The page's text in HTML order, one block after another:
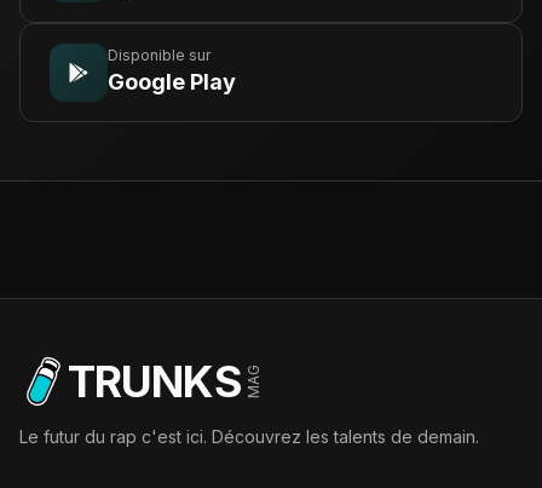
Disponible sur
Google Play
TRUNKS MAG
Le futur du rap c'est ici. Découvrez les talents de demain.